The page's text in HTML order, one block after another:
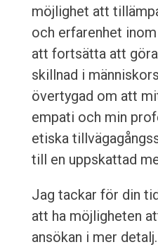
möjlighet att
och erfarenhet
att fortsätta att
skillnad i
övertygad om att
empati och min
etiska
till en uppskattad
Jag tackar för din
att ha möjligheten
ansökan i mer detalj.